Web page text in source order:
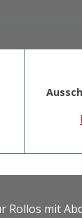
Rollos mit